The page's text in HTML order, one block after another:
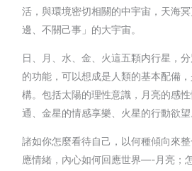
活，與環境密切相關的中宇宙，天海
邊、不關己事」的大宇宙。
日、月、水、金、火這五顆内行星，分
的功能，可以想成是人類的基本配備
構。包括太陽的理性意識，月亮的感
通、金星的情感享樂、火星的行動欲望
諸如你怎麼看待自己，以何種傾向來
應情緒，內心如何回應世界—-月亮；